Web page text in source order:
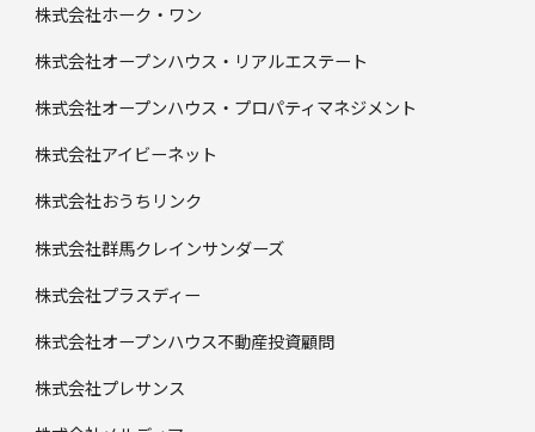
株式会社ホーク・ワン
株式会社オープンハウス・リアルエステート
株式会社オープンハウス・プロパティマネジメント
株式会社アイビーネット
株式会社おうちリンク
株式会社群馬クレインサンダーズ
株式会社プラスディー
株式会社オープンハウス不動産投資顧問
株式会社プレサンス